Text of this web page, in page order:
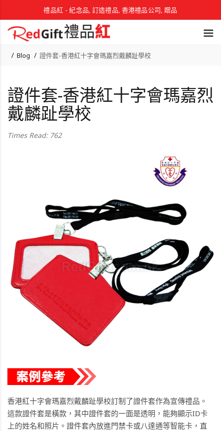
禮品紅 - 紀念品, 訂造禮品, 香港禮品公司, 贈品
Blog 證件套-香港紅十字會瑪嘉烈戴麟趾學校
證件套-香港紅十字會瑪嘉烈
戴麟趾學校
Times Read: 762
香港紅十字會瑪嘉烈戴麟趾學校訂制了證件套作為宣傳禮品。
這款證件套是橫款，其中證件套的一面是透明，能夠顯示ID卡
上的姓名和照片。證件套內放進門禁卡或八達通等智能卡，直